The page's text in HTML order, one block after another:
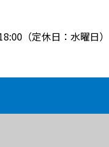
（定休日：水曜日）